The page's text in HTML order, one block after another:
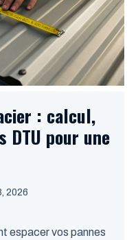
: calcul,
DTU pour une
2026
espacer vos pannes